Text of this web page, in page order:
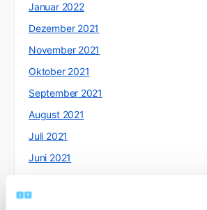
Januar 2022
Dezember 2021
November 2021
Oktober 2021
September 2021
August 2021
Juli 2021
Juni 2021
April 2021